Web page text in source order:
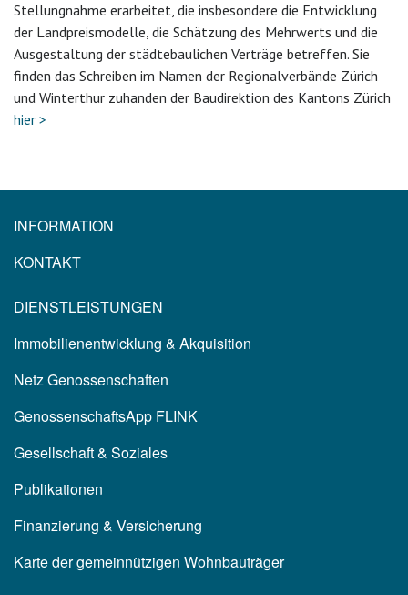
Stellungnahme erarbeitet, die insbesondere die Entwicklung
der Landpreismodelle, die Schätzung des Mehrwerts und die
Ausgestaltung der städtebaulichen Verträge betreffen. Sie
finden das Schreiben im Namen der Regionalverbände Zürich
und Winterthur zuhanden der Baudirektion des Kantons Zürich
hier >
INFORMATION
KONTAKT
DIENSTLEISTUNGEN
Immobilienentwicklung & Akquisition
Netz Genossenschaften
GenossenschaftsApp FLINK
Gesellschaft & Soziales
Publikationen
Finanzierung & Versicherung
Karte der gemeinnützigen Wohnbauträger